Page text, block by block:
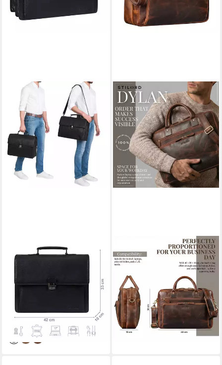
Laptoptasche "Stanley"
Aktentasche Herren Leder
mit Schloss für Laptop bis 17
-16%
lieferbar - in 2-3 Werktagen bei dir
Laptoptasche "Dylan" Große
Business Aktentasche Herren
Echtleder 16 Zoll & A4
159,90 €
UVP169,90 €
-6%
lieferbar - in 2-3 Werktagen bei dir